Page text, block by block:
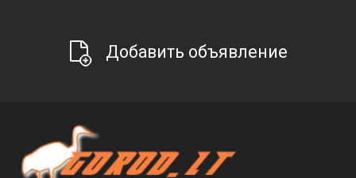
Добавить объявление